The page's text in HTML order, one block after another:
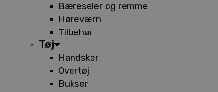
Bæreseler og remme
Høreværn
Tilbehør
Tøj
Handsker
Overtøj
Bukser